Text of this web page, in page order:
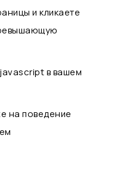
и кликаете
в вашем
на поведение